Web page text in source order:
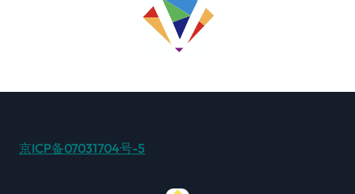
京ICP备07031704号-5